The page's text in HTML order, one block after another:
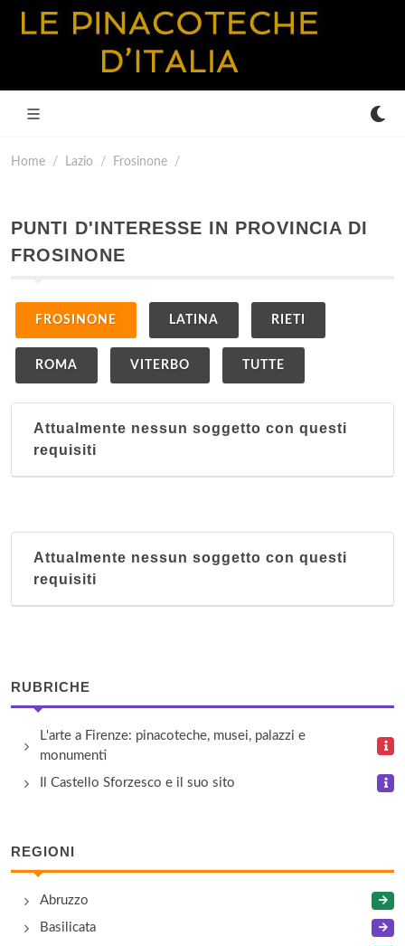
Home Lazio Frosinone
PUNTI D'INTERESSE IN PROVINCIA DI
FROSINONE
FROSINONE LATINA RIETI
ROMA VITERBO TUTTE
Attualmente nessun soggetto con questi
requisiti
Attualmente nessun soggetto con questi
requisiti
RUBRICHE
L'arte a Firenze: pinacoteche, musei, palazzi e
monumenti
Il Castello Sforzesco e il suo sito
REGIONI
Abruzzo
Basilicata